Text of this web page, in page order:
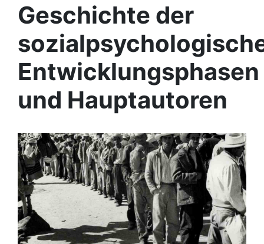
Geschichte der
Entwicklungsphasen
und Hauptautoren